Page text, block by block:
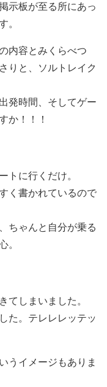
示板が至る所にあっ
。
内容とみくらべつ
りと、ソルトレイク
発時間、そしてゲー
か！！！
トに行くだけ。
く書かれているので
ちゃんと自分が乗る
。
てしまいました。
た。テレレレッテッ
うイメージもありま